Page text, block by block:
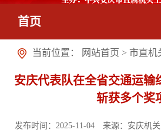
首页
当前位置： 网站首页 > 市直机
安庆代表队在全省交通运输
斩获多个奖
发布时间：2025-11-04 来源：安庆机